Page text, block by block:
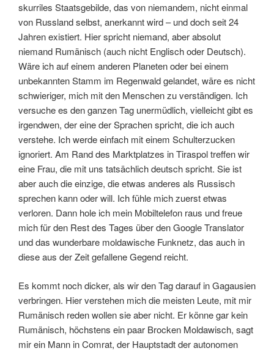
skurriles Staatsgebilde, das von niemandem, nicht einmal
von Russland selbst, anerkannt wird – und doch seit 24
Jahren existiert. Hier spricht niemand, aber absolut
niemand Rumänisch (auch nicht Englisch oder Deutsch).
Wäre ich auf einem anderen Planeten oder bei einem
unbekannten Stamm im Regenwald gelandet, wäre es nicht
schwieriger, mich mit den Menschen zu verständigen. Ich
versuche es den ganzen Tag unermüdlich, vielleicht gibt es
irgendwen, der eine der Sprachen spricht, die ich auch
verstehe. Ich werde einfach mit einem Schulterzucken
ignoriert. Am Rand des Marktplatzes in Tiraspol treffen wir
eine Frau, die mit uns tatsächlich deutsch spricht. Sie ist
aber auch die einzige, die etwas anderes als Russisch
sprechen kann oder will. Ich fühle mich zuerst etwas
verloren. Dann hole ich mein Mobiltelefon raus und freue
mich für den Rest des Tages über den Google Translator
und das wunderbare moldawische Funknetz, das auch in
diese aus der Zeit gefallene Gegend reicht.
Es kommt noch dicker, als wir den Tag darauf in Gagausien
verbringen. Hier verstehen mich die meisten Leute, mit mir
Rumänisch reden wollen sie aber nicht. Er könne gar kein
Rumänisch, höchstens ein paar Brocken Moldawisch, sagt
mir ein Mann in Comrat, der Hauptstadt der autonomen